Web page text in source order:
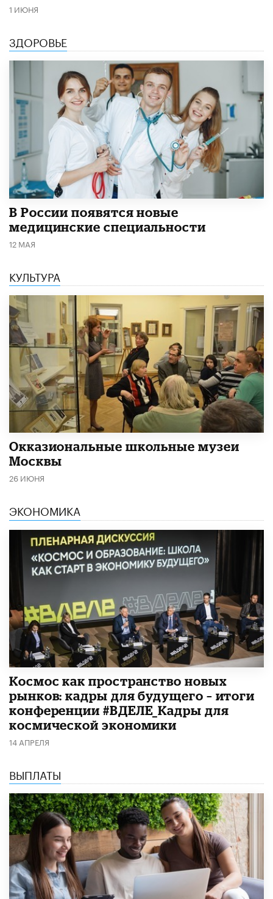
1 ИЮНЯ
ЗДОРОВЬЕ
В России появятся новые
медицинские специальности
12 МАЯ
КУЛЬТУРА
​Окказиональные школьные музеи
Москвы
26 ИЮНЯ
ЭКОНОМИКА
Космос как пространство новых
рынков: кадры для будущего – итоги
конференции #ВДЕЛЕ_Кадры для
космической экономики
14 АПРЕЛЯ
ВЫПЛАТЫ